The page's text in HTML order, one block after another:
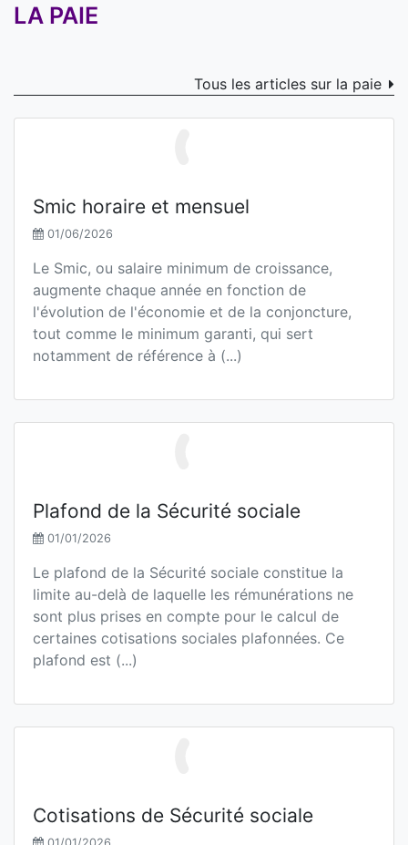
LA PAIE
Tous les articles sur la paie
Smic horaire et mensuel
01/06/2026
Le Smic, ou salaire minimum de croissance,
augmente chaque année en fonction de
l'évolution de l'économie et de la conjoncture,
tout comme le minimum garanti, qui sert
notamment de référence à (...)
Plafond de la Sécurité sociale
01/01/2026
Le plafond de la Sécurité sociale constitue la
limite au-delà de laquelle les rémunérations ne
sont plus prises en compte pour le calcul de
certaines cotisations sociales plafonnées. Ce
plafond est (...)
Cotisations de Sécurité sociale